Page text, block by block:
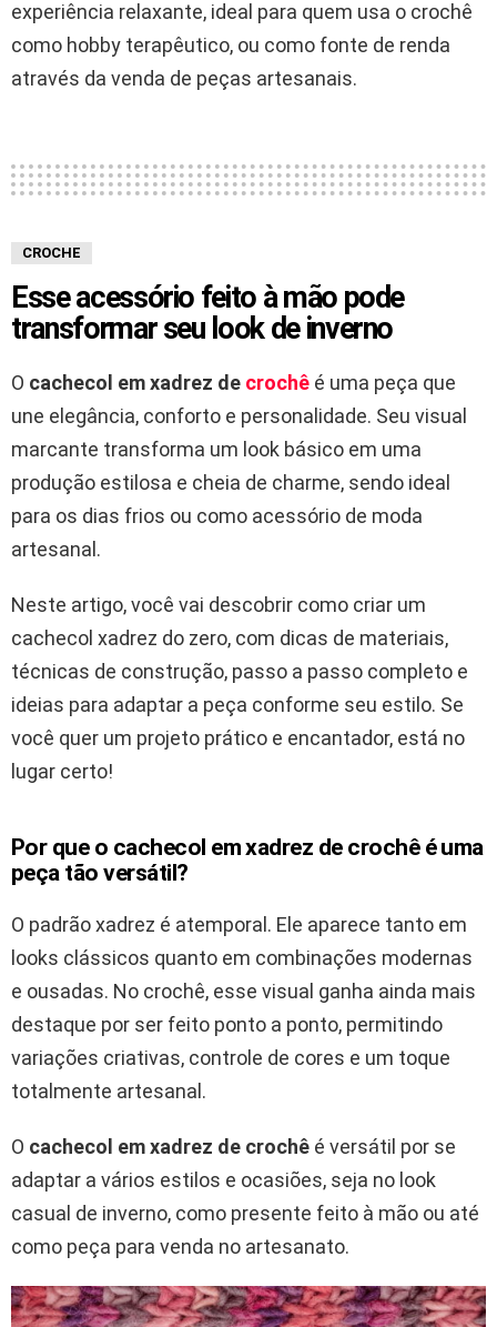
experiência relaxante, ideal para quem usa o crochê
como hobby terapêutico, ou como fonte de renda
através da venda de peças artesanais.
CROCHE
Esse acessório feito à mão pode
transformar seu look de inverno
O cachecol em xadrez de crochê é uma peça que
une elegância, conforto e personalidade. Seu visual
marcante transforma um look básico em uma
produção estilosa e cheia de charme, sendo ideal
para os dias frios ou como acessório de moda
artesanal.
Neste artigo, você vai descobrir como criar um
cachecol xadrez do zero, com dicas de materiais,
técnicas de construção, passo a passo completo e
ideias para adaptar a peça conforme seu estilo. Se
você quer um projeto prático e encantador, está no
lugar certo!
Por que o cachecol em xadrez de crochê é uma
peça tão versátil?
O padrão xadrez é atemporal. Ele aparece tanto em
looks clássicos quanto em combinações modernas
e ousadas. No crochê, esse visual ganha ainda mais
destaque por ser feito ponto a ponto, permitindo
variações criativas, controle de cores e um toque
totalmente artesanal.
O cachecol em xadrez de crochê é versátil por se
adaptar a vários estilos e ocasiões, seja no look
casual de inverno, como presente feito à mão ou até
como peça para venda no artesanato.